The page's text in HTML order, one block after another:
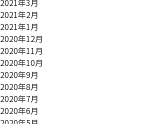
2021年2月
2021年1月
2020年12月
2020年11月
2020年10月
2020年9月
2020年8月
2020年7月
2020年6月